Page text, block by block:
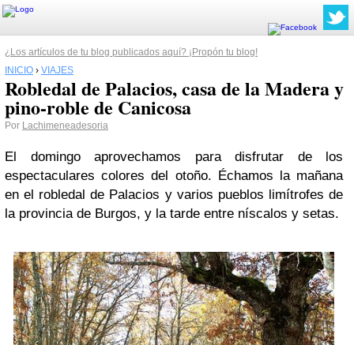
¿Los artículos de tu blog publicados aquí? ¡Propón tu blog!
INICIO › VIAJES
Robledal de Palacios, casa de la Madera y
pino-roble de Canicosa
Por Lachimeneadesoria
El domingo aprovechamos para disfrutar de los
espectaculares colores del otoño. Échamos la mañana
en el robledal de Palacios y varios pueblos limítrofes de
la provincia de Burgos, y la tarde entre níscalos y setas.